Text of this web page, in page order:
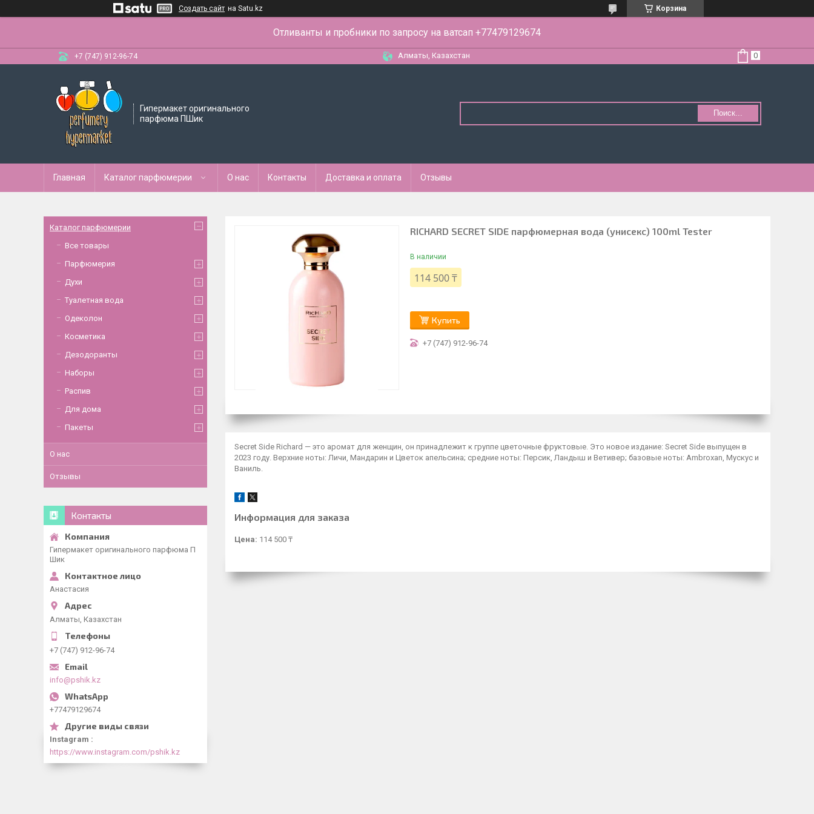
Создать сайт на Satu.kz Корзина
Отливанты и пробники по запросу на ватсап +77479129674
+7 (747) 912-96-74 Алматы, Казахстан
Гипермакет оригинального
парфюма ПШик
Поиск...
Главная Каталог парфюмерии О нас Контакты Доставка и оплата Отзывы
RICHARD SECRET SIDE парфюмерная вода (унисекс) 100ml Tester
В наличии
114 500 ₸
Купить
+7 (747) 912-96-74
Secret Side Richard — это аромат для женщин, он принадлежит к группе цветочные фруктовые. Это новое издание: Secret Side выпущен в
2023 году. Верхние ноты: Личи, Мандарин и Цветок апельсина; средние ноты: Персик, Ландыш и Ветивер; базовые ноты: Ambroxan, Мускус и
Ваниль.
Информация для заказа
Цена: 114 500 ₸
Каталог парфюмерии
Все товары
Парфюмерия
Духи
Туалетная вода
Одеколон
Косметика
Дезодоранты
Наборы
Распив
Для дома
Пакеты
О нас
Отзывы
Контакты
Гипермакет оригинального парфюма П
Шик
Анастасия
Алматы, Казахстан
+7 (747) 912-96-74
info@pshik.kz
+77479129674
Instagram
https://www.instagram.com/pshik.kz